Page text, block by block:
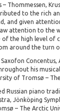
Thommessen,
to the rich
and given
attention to the
the high level of
around the turn
Concentus,
his
of Tromsø –
piano
Jönköping
– The Arctic